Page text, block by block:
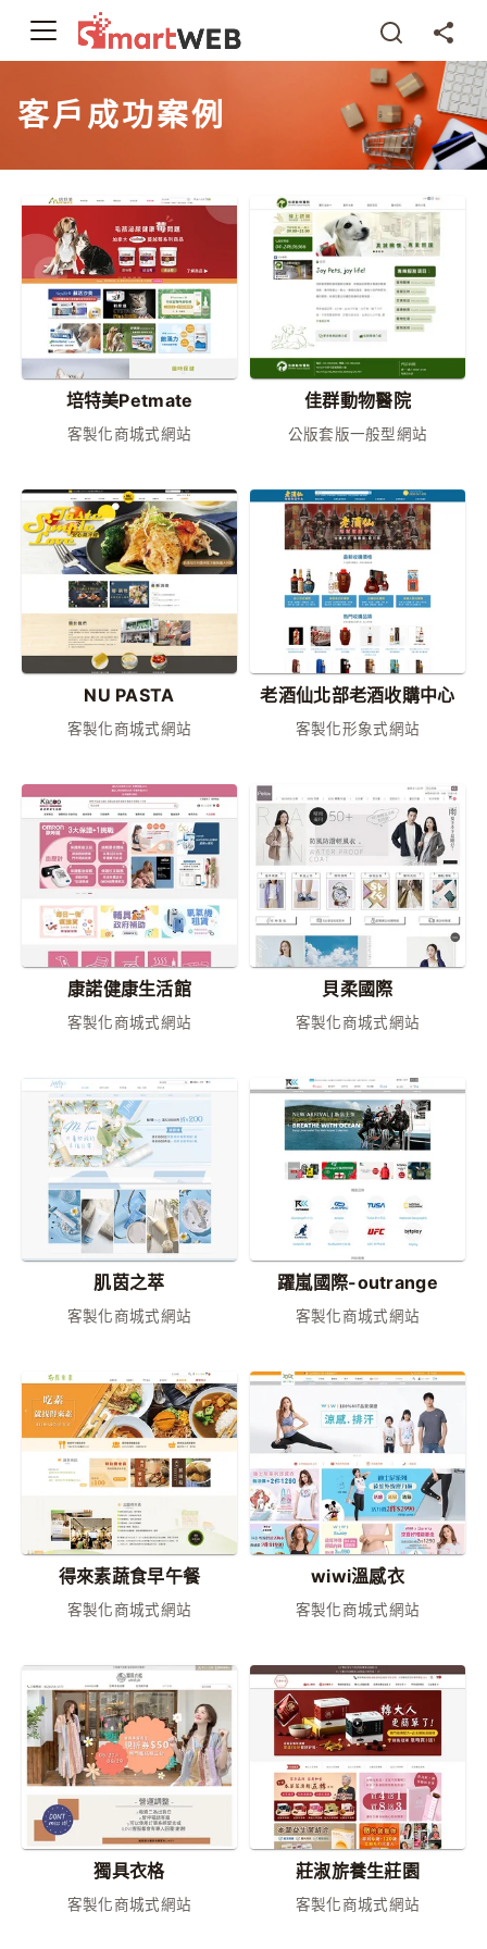
客戶成功案例
培特美Petmate
客製化商城式網站
佳群動物醫院
公版套版一般型網站
NU PASTA
客製化商城式網站
老酒仙北部老酒收購中心
客製化形象式網站
康諾健康生活館
客製化商城式網站
貝柔國際
客製化商城式網站
肌茵之萃
客製化商城式網站
躍嵐國際-outrange
客製化商城式網站
得來素蔬食早午餐
客製化商城式網站
wiwi溫感衣
客製化商城式網站
獨具衣格
客製化商城式網站
莊淑旂養生莊園
客製化商城式網站